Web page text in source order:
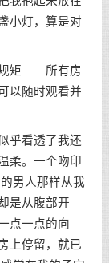
小灯，算是对
规矩——所有房
以随时观看并
乎看透了我还
柔。一个吻印
男人那样从我
是从腹部开
点一点的向
上停留，就已